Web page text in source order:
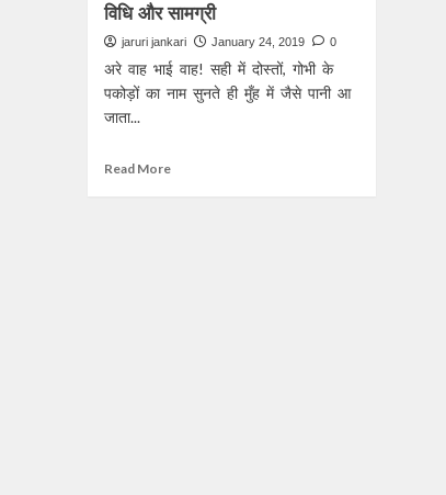
विधि और सामग्री
jaruri jankari January 24, 2019 0
अरे वाह भाई वाह! सही में दोस्तों, गोभी के
पकोड़ों का नाम सुनते ही मुँह में जैसे पानी आ
जाता...
Read More